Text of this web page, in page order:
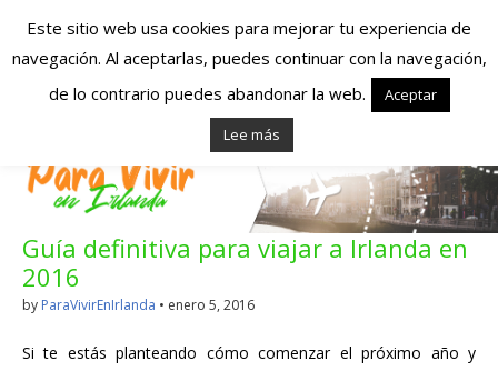
Españoles en
Irlanda – Vivir en
Irlanda – Trabajo
en Irlanda –
Alojamiento en
Guía definitiva para viajar a Irlanda en
2016
by ParaVivirEnIrlanda • enero 5, 2016
Si te estás planteando cómo comenzar el próximo año y
Este sitio web usa cookies para mejorar tu experiencia de
navegación. Al aceptarlas, puedes continuar con la navegación,
de lo contrario puedes abandonar la web.
Aceptar
Lee más